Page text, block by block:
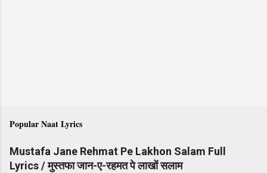
Popular Naat Lyrics
Mustafa Jane Rehmat Pe Lakhon Salam Full
Lyrics / मुस्तफा जान-ए-रहमत पे लाखों सलाम